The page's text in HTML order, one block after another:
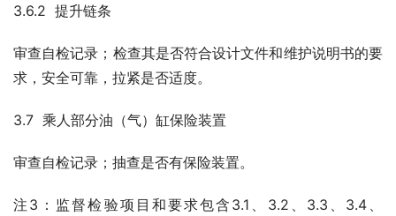
3.6.2  提升链条
审查自检记录；检查其是否符合设计文件和维护说明书的要
求，安全可靠，拉紧是否适度。
3.7  乘人部分油（气）缸保险装置
审查自检记录；抽查是否有保险装置。
注3：监督检验项目和要求包含3.1、3.2、3.3、3.4、